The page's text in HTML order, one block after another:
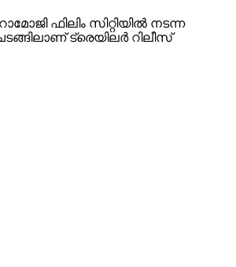
ഫിലിം സിറ്റിയില്‍ നടന്ന
ട്രെയിലര്‍ റിലീസ്